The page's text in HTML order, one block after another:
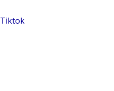
Tiktok